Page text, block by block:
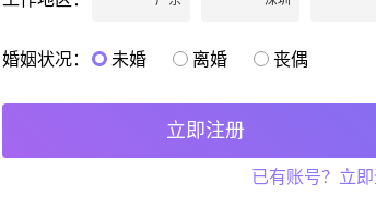
寻找异性：
更多照片资料
婚姻状况： 未婚 离婚 丧偶
立即注册
已有账号？立